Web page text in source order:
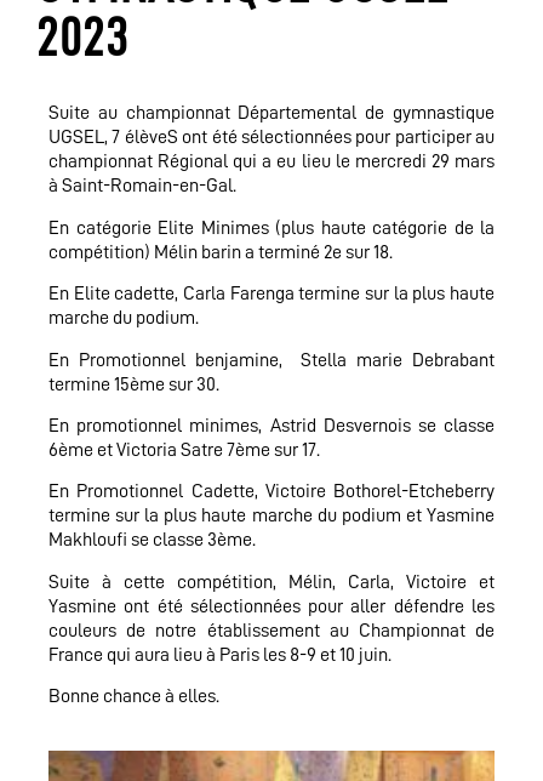
2023
Suite au championnat Départemental de gymnastique
UGSEL, 7 élèveS ont été sélectionnées pour participer au
championnat Régional qui a eu lieu le mercredi 29 mars
à Saint-Romain-en-Gal.
En catégorie Elite Minimes (plus haute catégorie de la
compétition) Mélin barin a terminé 2e sur 18.
En Elite cadette, Carla Farenga termine sur la plus haute
marche du podium.
En Promotionnel benjamine, Stella marie Debrabant
termine 15ème sur 30.
En promotionnel minimes, Astrid Desvernois se classe
6ème et Victoria Satre 7ème sur 17.
En Promotionnel Cadette, Victoire Bothorel-Etcheberry
termine sur la plus haute marche du podium et Yasmine
Makhloufi se classe 3ème.
Suite à cette compétition, Mélin, Carla, Victoire et
Yasmine ont été sélectionnées pour aller défendre les
couleurs de notre établissement au Championnat de
France qui aura lieu à Paris les 8-9 et 10 juin.
Bonne chance à elles.